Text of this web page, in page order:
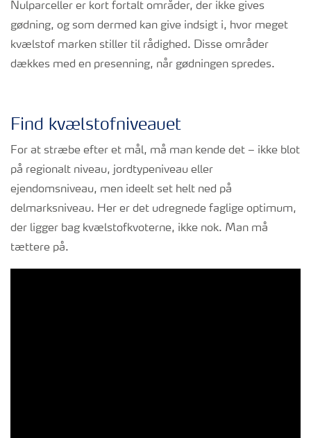
Nulparceller er kort fortalt områder, der ikke gives
gødning, og som dermed kan give indsigt i, hvor meget
kvælstof marken stiller til rådighed. Disse områder
dækkes med en presenning, når gødningen spredes.
Find kvælstofniveauet
For at stræbe efter et mål, må man kende det – ikke blot
på regionalt niveau, jordtypeniveau eller
ejendomsniveau, men ideelt set helt ned på
delmarksniveau. Her er det udregnede faglige optimum,
der ligger bag kvælstofkvoterne, ikke nok. Man må
tættere på.